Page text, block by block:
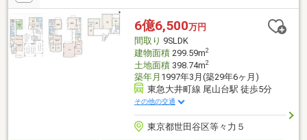
戸等豊富な収納スペース〇約１４帖の広々としたルーフバルコニ
ー〇不在時に便利な宅配ボックス〇入口の門にはセキュリティに
配慮した電子錠を設置〇犬用足洗い場有り〇シャッター付ガレー
ジからも建物内に出入可能
6億6,500万円
間取り 9SLDK
建物面積299.59m2
土地面積398.74m2
築年月 1997年3月(築29年6ヶ月)
東急大井町線 尾山台駅 徒歩5分
その他の交通
東京都世田谷区等々力５